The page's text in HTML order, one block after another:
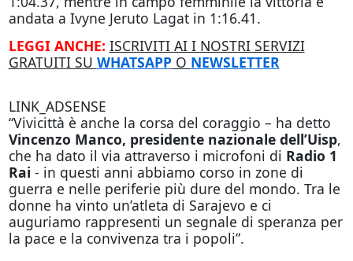
andata a Ivyne Jeruto Lagat in 1:16.41.
LEGGI ANCHE: ISCRIVITI AI I NOSTRI SERVIZI
GRATUITI SU WHATSAPPO NEWSLETTER
LINK_ADSENSE
“Vivicittà è anche la corsa del coraggio – ha detto
Vincenzo Manco, presidente nazionale dell’Uisp,
che ha dato il via attraverso i microfoni di Radio 1
Rai - in questi anni abbiamo corso in zone di
guerra e nelle periferie più dure del mondo. Tra le
donne ha vinto un’atleta di Sarajevo e ci
auguriamo rappresenti un segnale di speranza per
la pace e la convivenza tra i popoli”.